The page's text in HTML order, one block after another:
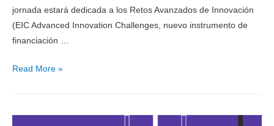
jornada estará dedicada a los Retos Avanzados de Innovación
(EIC Advanced Innovation Challenges, nuevo instrumento de
financiación …
Read More »